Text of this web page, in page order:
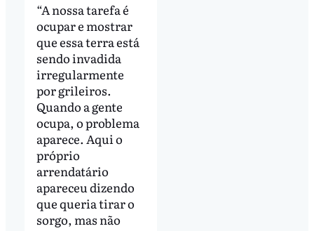
“A nossa tarefa é
ocupar e mostrar
que essa terra está
sendo invadida
irregularmente
por grileiros.
Quando a gente
ocupa, o problema
aparece. Aqui o
próprio
arrendatário
apareceu dizendo
que queria tirar o
sorgo, mas não